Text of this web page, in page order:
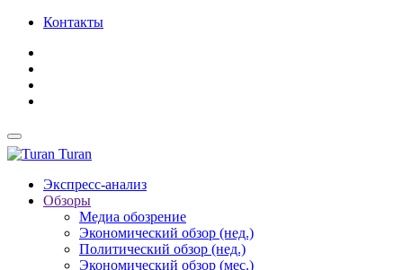
Контакты
Turan
Экспресс-анализ
Обзоры
Медиа обозрение
Экономический обзор (нед.)
Политический обзор (нед.)
Экономический обзор (мес.)